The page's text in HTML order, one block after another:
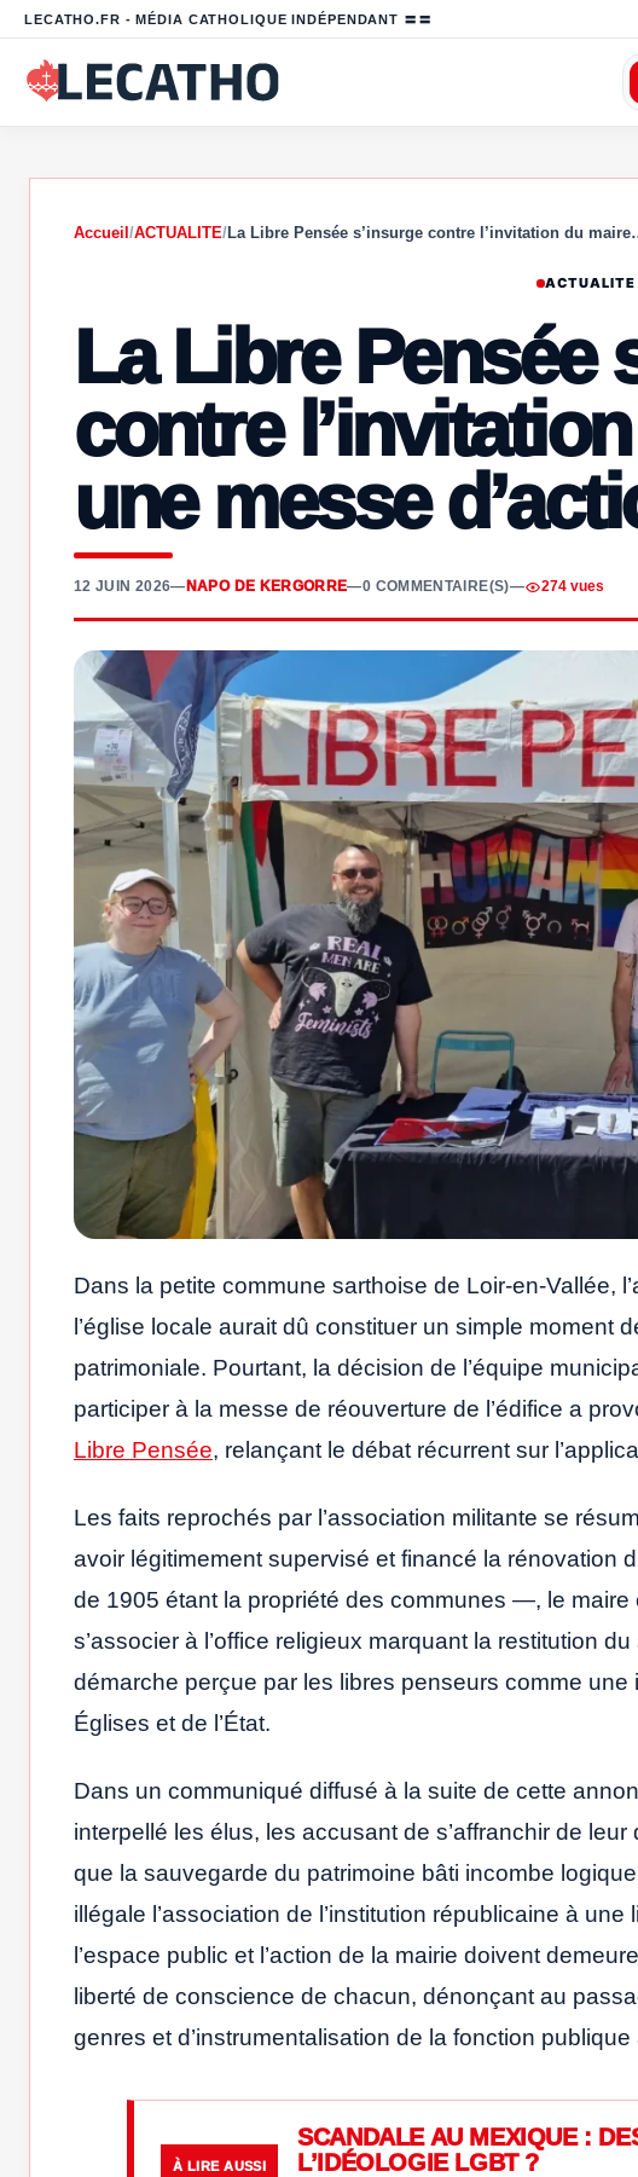
LECATHO.FR - MÉDIA CATHOLIQUE INDÉPENDANT 〓〓
Accueil /ACTUALITE/La Libre Pensée s’insurge contre l’invitation du
ACTUALITE
La Libre Pensée
contre
une messe
12 JUIN 2026— NAPO DE KERGORRE—0 COMMENTAIRE(S)— 274 vues
Dans la petite commune sarthoise de Loir-en-Vallée,
l’église locale aurait dû constituer un simple moment
patrimoniale. Pourtant, la décision de l’équipe
participer à la messe de réouverture de l’édifice a
Libre Pensée, relançant le débat récurrent sur
Les faits reprochés par l’association militante se
avoir légitimement supervisé et financé la rénovation
de 1905 étant la propriété des communes —, le
s’associer à l’office religieux marquant la restitution
démarche perçue par les libres penseurs comme
Églises et de l’État.
Dans un communiqué diffusé à la suite de cette
interpellé les élus, les accusant de s’affranchir de
que la sauvegarde du patrimoine bâti incombe
illégale l’association de l’institution républicaine à
l’espace public et l’action de la mairie doivent
liberté de conscience de chacun, dénonçant au
genres et d’instrumentalisation de la fonction publique
À LIRE AUSSI
SCANDALE AU MEXIQUE :
L’IDÉOLOGIE LGBT ?